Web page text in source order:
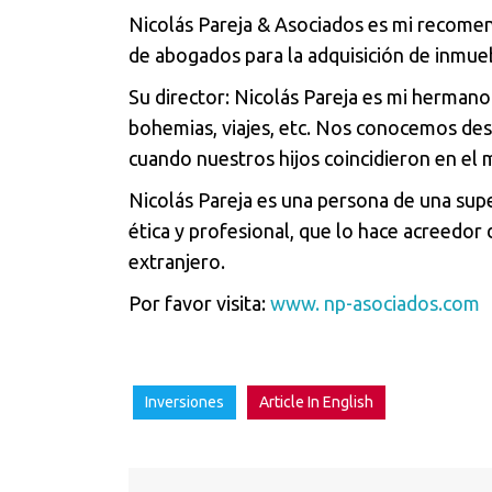
Nicolás Pareja & Asociados es mi
de abogados para la adquisición de
Su director: Nicolás Pareja es mi
bohemias, viajes, etc. Nos conocemos
cuando nuestros hijos coincidieron en el
Nicolás Pareja es una persona de una
ética y profesional, que lo hace
extranjero.
Por favor visita: www. np-asociados.com
Inversiones Article In English